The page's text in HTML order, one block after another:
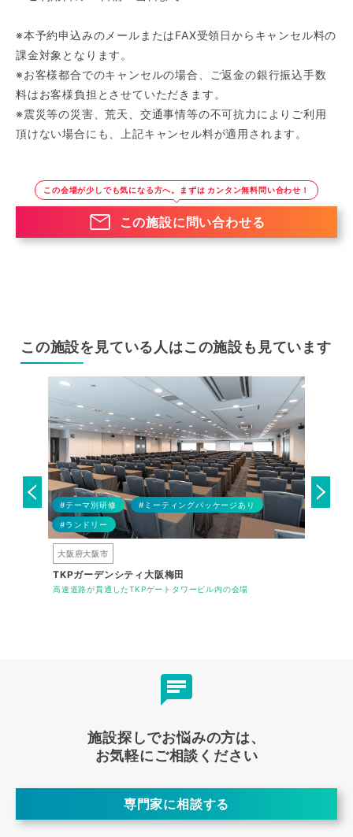
※本予約申込みのメールまたはFAX受領日からキャンセル料の
課金対象となります。
※お客様都合でのキャンセルの場合、ご返金の銀行振込手数
料はお客様負担とさせていただきます。
※震災等の災害、荒天、交通事情等の不可抗力によりご利用
頂けない場合にも、上記キャンセル料が適用されます。
この会場が少しでも気になる方へ。まずは カンタン無料問い合わせ！
この施設に問い合わせる
この施設を見ている人はこの施設も見ています
#テーマ別研修 #ミーティングパッケージあり
#ランドリー
大阪府大阪市
TKPガーデンシティ大阪梅田
高速道路が貫通したTKPゲートタワービル内の会場
施設探しでお悩みの方は、
お気軽にご相談ください
専門家に相談する